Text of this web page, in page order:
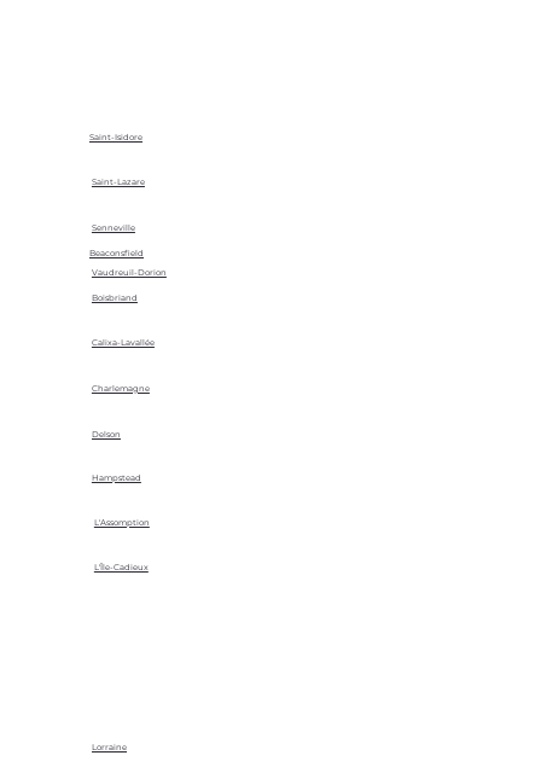
Saint-Isidore
Saint-Lazare
Senneville
Vaudreuil-Dorion
Beaconsfield
Boisbriand
Calixa-Lavallée
Charlemagne
Delson
Hampstead
L'Assomption
L'Île-Cadieux
Lorraine